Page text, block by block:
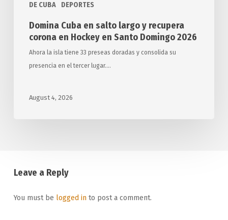
DE CUBA DEPORTES
Santo
Domina Cuba en salto largo y recupera
corona en Hockey en Santo Domingo 2026
Ahora la isla tiene 33 preseas doradas y consolida su
presencia en el tercer lugar.…
August 4, 2026
Leave a Reply
You must be logged into post a comment.